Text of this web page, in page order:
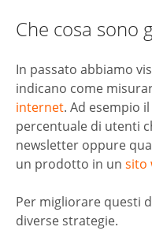
Che cosa sono
In passato abbiamo
indicano come
internet. Ad esempio
percentuale di utenti
newsletter oppure
un prodotto in un sito
Per migliorare questi
diverse strategie.